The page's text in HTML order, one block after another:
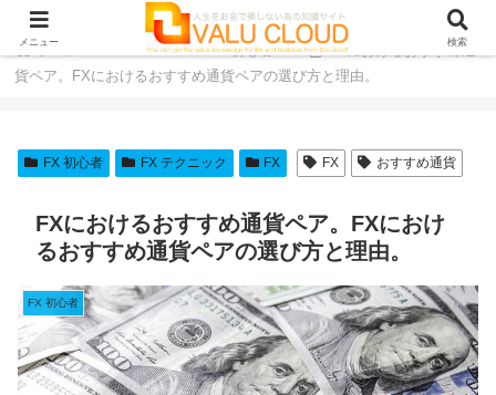
ホーム FX FX 初心者
FXにおけるおすすめ通
貨ペア。FXにおけるおすすめ通貨ペアの選び方と理由。
FX 初心者 FX テクニック FX FX おすすめ通貨
FXにおけるおすすめ通貨ペア。FXにおけ
るおすすめ通貨ペアの選び方と理由。
FX 初心者
メニュー 検索